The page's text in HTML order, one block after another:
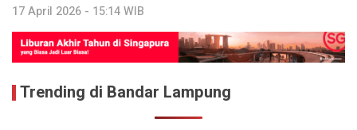
17 April 2026 - 15:14 WIB
Trending di Bandar Lampung